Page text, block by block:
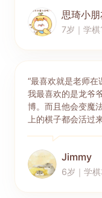
思琦小
7岁｜学棋
“最喜欢就是老师在
我最喜欢的是龙爷
博。而且他会变魔
上的棋子都会活过
Jimmy
6岁｜学